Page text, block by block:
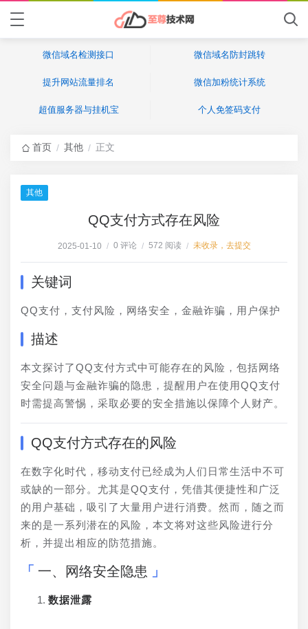
微信域名检测接口 微信域名防封跳转
提升网站流量排名 微信加粉统计系统
超值服务器与挂机宝 个人免签码支付
首页 / 其他 / 正文
其他
QQ支付方式存在风险
2025-01-10 / 0 评论 / 572 阅读 / 未收录，去提交
关键词
QQ支付，支付风险，网络安全，金融诈骗，用户保护
描述
本文探讨了QQ支付方式中可能存在的风险，包括网络
安全问题与金融诈骗的隐患，提醒用户在使用QQ支付
时需提高警惕，采取必要的安全措施以保障个人财产。
QQ支付方式存在的风险
在数字化时代，移动支付已经成为人们日常生活中不可
或缺的一部分。尤其是QQ支付，凭借其便捷性和广泛
的用户基础，吸引了大量用户进行消费。然而，随之而
来的是一系列潜在的风险，本文将对这些风险进行分
析，并提出相应的防范措施。
一、网络安全隐患
数据泄露